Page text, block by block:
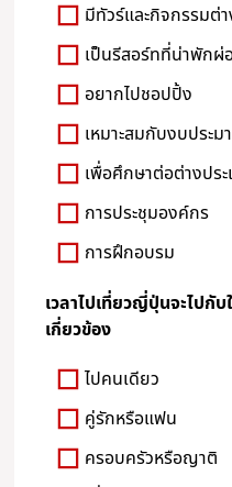
มีทัวร์และกิจกรรมต่
เป็นรีสอร์ทที่น่าพักผ่
อยากไปชอปปิ้ง
เหมาะสมกับงบประ
เพื่อศึกษาต่อต่างประ
การประชุมองค์กร
การฝึกอบรม
เวลาไปเที่ยวญี่ปุ่นจะไปกั
เกี่ยวข้อง
ไปคนเดียว
คู่รักหรือแฟน
ครอบครัวหรือญาติ